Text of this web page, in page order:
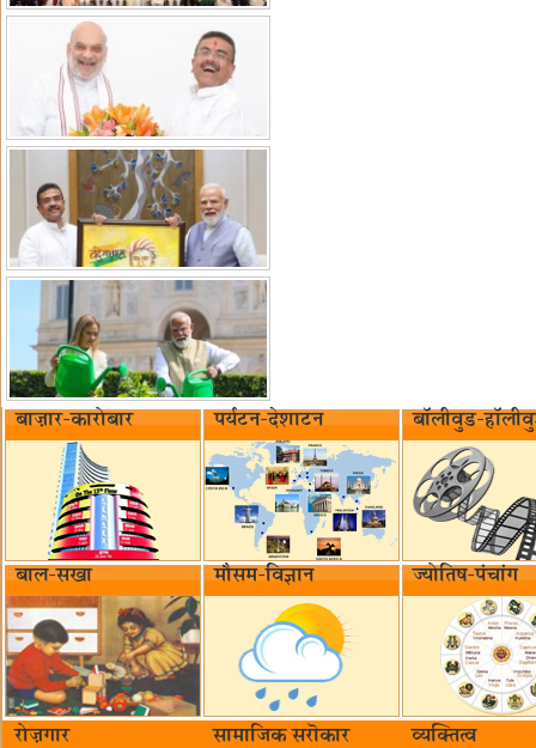
बाज़ार-कारोबार पर्यटन-देशाटन बॉलीवुड-
बाल-सखा मौसम-विज्ञान ज्योतिष-पंचांग
रोज़गार सामाजिक सरॊकार‌
व्यक्तित्व